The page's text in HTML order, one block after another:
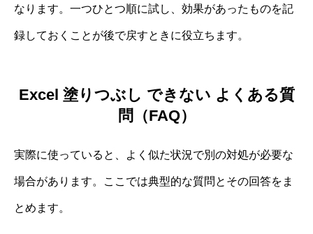
なります。一つひとつ順に試し、効果があったものを記
録しておくことが後で戻すときに役立ちます。
Excel 塗りつぶし できない よくある質
問（FAQ）
実際に使っていると、よく似た状況で別の対処が必要な
場合があります。ここでは典型的な質問とその回答をま
とめます。